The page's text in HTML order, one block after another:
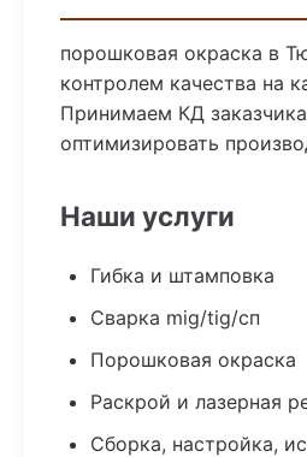
порошковая окраска в
контролем качества на
Принимаем КД
оптимизировать
Наши услуги
Гибка и штамповка
Сварка mig/tig/сп
Порошковая окраска
Раскрой и лазерная
Сборка, настройка,